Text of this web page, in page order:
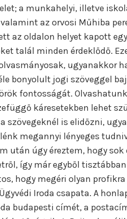
a munkahelyi, illetve
az orvosi Műhiba
az oldalon helyet kapott
talál minden érdeklődő.
ugyanakkor
bonyolult jogi szöveggel
fontosságát.
káresetekben lehet
szövegeknél is elidőzni,
megannyi lényeges
után úgy éreztem, hogy sok
így már egyből
hogy megéri olyan
Iroda csapata. A
budapesti címét, a